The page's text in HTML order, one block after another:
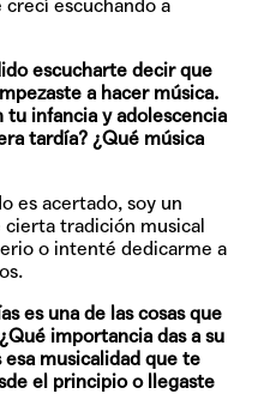
crecí escuchando a
escucharte decir que
a hacer música.
tu infancia y adolescencia
tardía? ¿Qué música
es acertado, soy un
tradición musical
o intenté dedicarme a
es una de las cosas que
importancia das a su
esa musicalidad que te
el principio o llegaste